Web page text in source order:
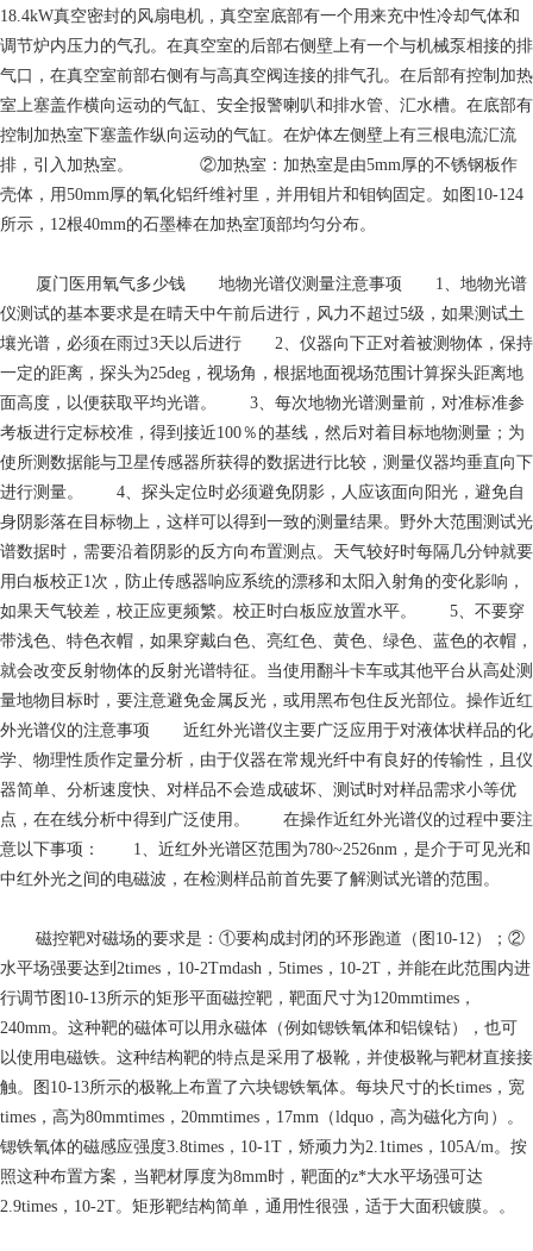
18.4kW真空密封的风扇电机，真空室底部有一个用来充中性冷却气体和
调节炉内压力的气孔。在真空室的后部右侧壁上有一个与机械泵相接的排
气口，在真空室前部右侧有与高真空阀连接的排气孔。在后部有控制加热
室上塞盖作横向运动的气缸、安全报警喇叭和排水管、汇水槽。在底部有
控制加热室下塞盖作纵向运动的气缸。在炉体左侧壁上有三根电流汇流
排，引入加热室。 ②加热室：加热室是由5mm厚的不锈钢板作
壳体，用50mm厚的氧化铝纤维衬里，并用钼片和钼钩固定。如图10-124
所示，12根40mm的石墨棒在加热室顶部均匀分布。
厦门医用氧气多少钱 地物光谱仪测量注意事项 1、地物光谱
仪测试的基本要求是在晴天中午前后进行，风力不超过5级，如果测试土
壤光谱，必须在雨过3天以后进行 2、仪器向下正对着被测物体，保持
一定的距离，探头为25deg，视场角，根据地面视场范围计算探头距离地
面高度，以便获取平均光谱。 3、每次地物光谱测量前，对准标准参
考板进行定标校准，得到接近100％的基线，然后对着目标地物测量；为
使所测数据能与卫星传感器所获得的数据进行比较，测量仪器均垂直向下
进行测量。 4、探头定位时必须避免阴影，人应该面向阳光，避免自
身阴影落在目标物上，这样可以得到一致的测量结果。野外大范围测试光
谱数据时，需要沿着阴影的反方向布置测点。天气较好时每隔几分钟就要
用白板校正1次，防止传感器响应系统的漂移和太阳入射角的变化影响，
如果天气较差，校正应更频繁。校正时白板应放置水平。 5、不要穿
带浅色、特色衣帽，如果穿戴白色、亮红色、黄色、绿色、蓝色的衣帽，
就会改变反射物体的反射光谱特征。当使用翻斗卡车或其他平台从高处测
量地物目标时，要注意避免金属反光，或用黑布包住反光部位。操作近红
外光谱仪的注意事项 近红外光谱仪主要广泛应用于对液体状样品的化
学、物理性质作定量分析，由于仪器在常规光纤中有良好的传输性，且仪
器简单、分析速度快、对样品不会造成破坏、测试时对样品需求小等优
点，在在线分析中得到广泛使用。 在操作近红外光谱仪的过程中要注
意以下事项： 1、近红外光谱区范围为780~2526nm，是介于可见光和
中红外光之间的电磁波，在检测样品前首先要了解测试光谱的范围。
磁控靶对磁场的要求是：①要构成封闭的环形跑道（图10-12）；②
水平场强要达到2times，10-2Tmdash，5times，10-2T，并能在此范围内进
行调节图10-13所示的矩形平面磁控靶，靶面尺寸为120mmtimes，
240mm。这种靶的磁体可以用永磁体（例如锶铁氧体和铝镍钴），也可
以使用电磁铁。这种结构靶的特点是采用了极靴，并使极靴与靶材直接接
触。图10-13所示的极靴上布置了六块锶铁氧体。每块尺寸的长times，宽
times，高为80mmtimes，20mmtimes，17mm（ldquo，高为磁化方向）。
锶铁氧体的磁感应强度3.8times，10-1T，矫顽力为2.1times，105A/m。按
照这种布置方案，当靶材厚度为8mm时，靶面的z*大水平场强可达
2.9times，10-2T。矩形靶结构简单，通用性很强，适于大面积镀膜。。